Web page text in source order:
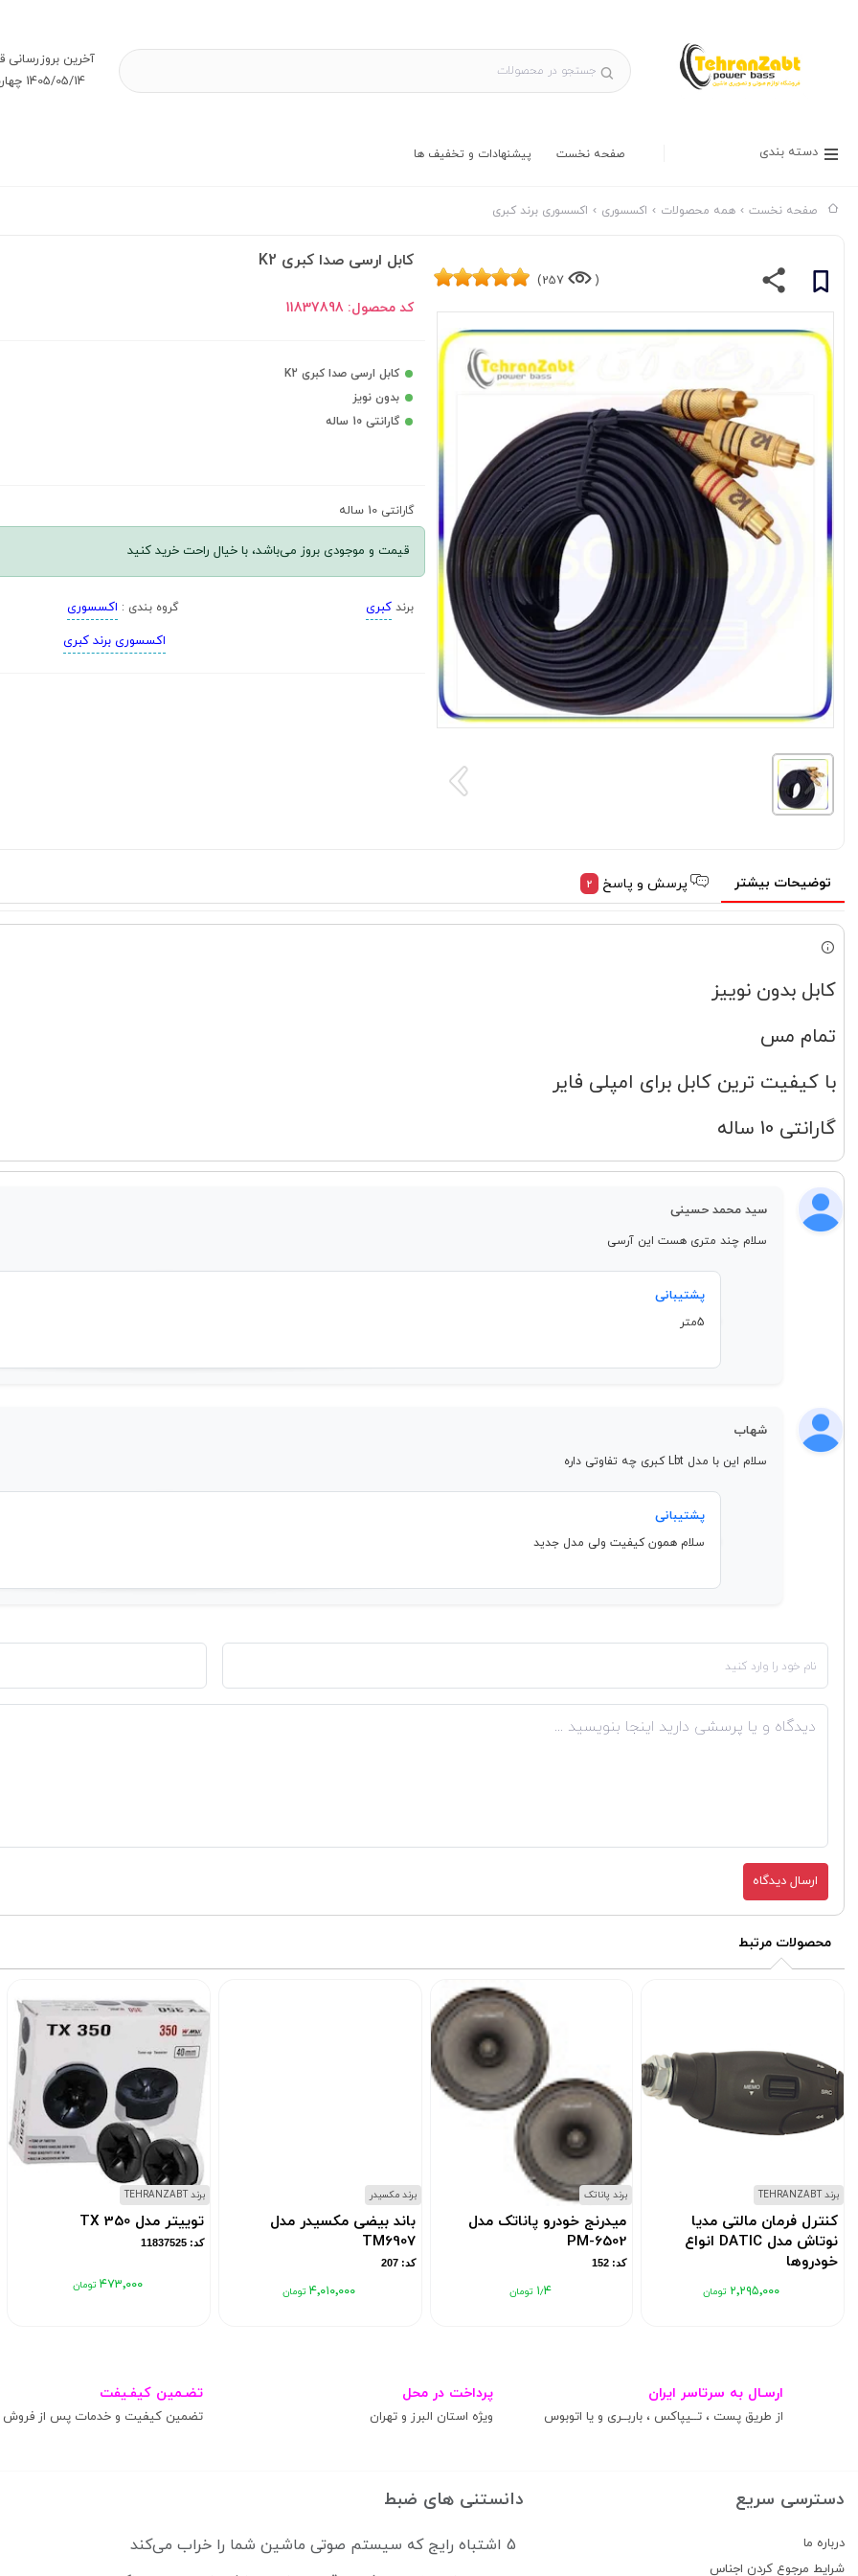
آخرین بروز‌رسانی
1405/05/14 چهارشنبه
دسته بندی صفحه نخست پیشنهادات و تخفیف ها
صفحه نخست همه محصولات اکسسوری اکسسوری برند کبری
(
257)
کابل ارسی صدا کبری K2
کد محصول: 11837898
کابل ارسی صدا کبری K2
بدون نویز
گارانتی 10 ساله
گارانتی 10 ساله
قیمت و موجودی بروز می‌باشد، با خیال راحت خرید کنید
برندکبری گروه بندی : اکسسوری
اکسسوری برند کبری
توضیحات بیشتر پرسش و پاسخ 2
کابل بدون نوییز
تمام مس
با کیفیت ترین کابل برای امپلی فایر
گارانتی 10 ساله
سید محمد حسینی
سلام چند متری هست این آرسی
پشتیبانی
5متر
شهاب
سلام این با مدل Lbt کبری چه تفاوتی داره
پشتیبانی
سلام همون کیفیت ولی مدل جدید
ارسال دیدگاه
محصولات مرتبط
برند TEHRANZABT
کنترل فرمان مالتی مدیا
نوتاش مدل DATIC انواع
خودروها
۲٬۲۹۵٬۰۰۰
برند پاناتک
میدرنج خودرو پاناتک مدل
PM-6502
کد: 152
۱٫۴
برند مکسیدر
باند بیضی مکسیدر مدل
TM6907
کد: 207
۴٬۰۱۰٬۰۰۰
برند TEHRANZABT
توییتر مدل TX 350
کد: 11837525
۴۷۳٬۰۰۰
ارسـال به سرتاسر ایران
از طریق پست ، تــیپاکس ، باربــری و یا اتوبوس
پرداخت در محل
ویژه استان البرز و تهران
تضـمین کیفـیفت
تضمین کیفیت و خدمات پس از فروش
دسترسی سریع
درباره ما
شرایط مرجوع کردن اجناس
دانستنی های ضبط
5 اشتباه رایج که سیستم صوتی ماشین شما را خراب می‌کند